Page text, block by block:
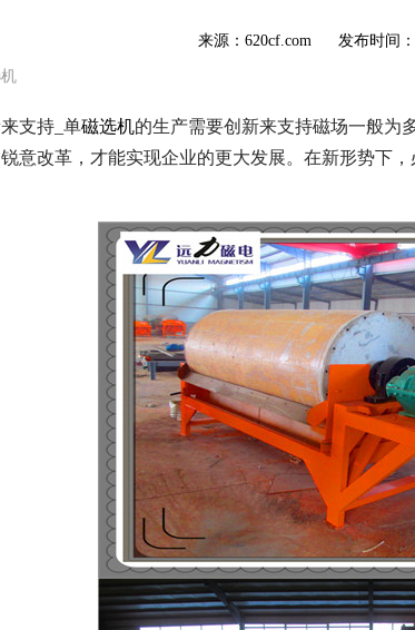
来源：620cf.com 发布时间：
支持_单磁选机的生产需要创新来支持磁场一般为
意改革，才能实现企业的更大发展。在新形势下